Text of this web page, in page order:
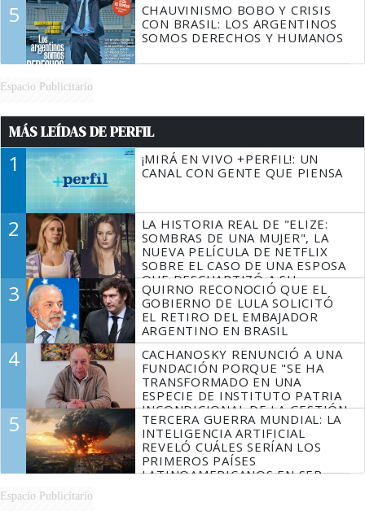
5
CHAUVINISMO BOBO Y CRISIS
CON BRASIL: LOS ARGENTINOS
SOMOS DERECHOS Y HUMANOS
Espacio Publicitario
MÁS LEÍDAS DE PERFIL
1
¡MIRÁ EN VIVO +PERFIL!: UN
CANAL CON GENTE QUE PIENSA
2
LA HISTORIA REAL DE "ELIZE:
SOMBRAS DE UNA MUJER", LA
NUEVA PELÍCULA DE NETFLIX
SOBRE EL CASO DE UNA ESPOSA
QUE DESCUARTIZÓ A SU
MARIDO
3
QUIRNO RECONOCIÓ QUE EL
GOBIERNO DE LULA SOLICITÓ
EL RETIRO DEL EMBAJADOR
ARGENTINO EN BRASIL
4
CACHANOSKY RENUNCIÓ A UNA
FUNDACIÓN PORQUE "SE HA
TRANSFORMADO EN UNA
ESPECIE DE INSTITUTO PATRIA
INCONDICIONAL DE LA GESTIÓN
DE MILEI"
5
TERCERA GUERRA MUNDIAL: LA
INTELIGENCIA ARTIFICIAL
REVELÓ CUÁLES SERÍAN LOS
PRIMEROS PAÍSES
LATINOAMERICANOS EN SER
Espacio Publicitario